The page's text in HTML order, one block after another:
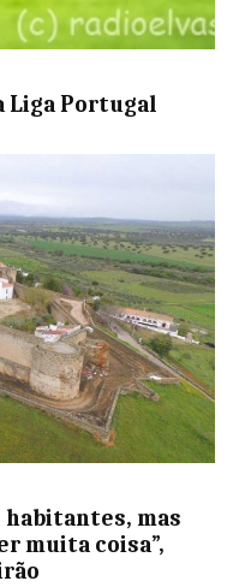
Liga Portugal
habitantes, mas
muita coisa”,